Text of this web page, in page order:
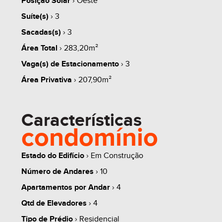
* 03 dormitórios/suítes
* Lavabo
* Sacadas abertas na sala e lavanderia
* Gesso em todo o apartamento
* Massa corrida nas paredes internas
*Possibilidade de espera para calefação
*Porcelanato nas áreas sociais
* Piso laminado nas áreas íntimas
* Churrasqueira com espaço para bifeteira
* Plantas personalizadas
* Esquadrias com vidros termoacústicos
* Espera para lareira a pallet
share
Suíte(s) › 3
Sacadas(s) › 3
Área Total › 283,20m²
Vaga(s) de Estacionamento› 3
Área Privativa › 207,90m²
Características
condomínio
Estado do Edifício› Em Construção
Número de Andares › 10
Apartamentos por Andar› 4
Qtd de Elevadores › 4
Tipo de Prédio› Residencial